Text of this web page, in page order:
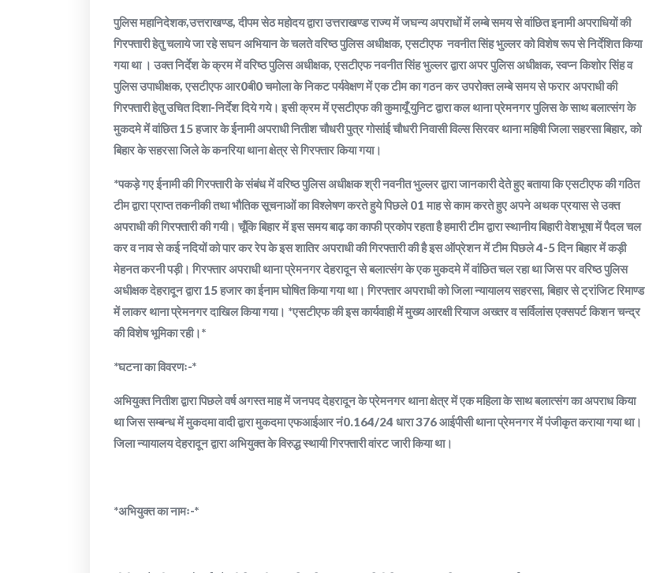
पुलिस महानिदेशक,उत्तराखण्ड, दीपम सेठ महोदय द्वारा उत्तराखण्ड राज्य में जघन्य अपराधों में लम्बे समय से वांछित इनामी अपराधियों की
गिरफ्तारी हेतु चलाये जा रहे सघन अभियान के चलते वरिष्ठ पुलिस अधीक्षक, एसटीएफ नवनीत सिंह भुल्लर को विशेष रूप से निर्देशित किया
गया था । उक्त निर्देश के क्रम में वरिष्ठ पुलिस अधीक्षक, एसटीएफ नवनीत सिंह भुल्लर द्वारा अपर पुलिस अधीक्षक, स्वप्न किशोर सिंह व
पुलिस उपाधीक्षक, एसटीएफ आर0बी0 चमोला के निकट पर्यवेक्षण में एक टीम का गठन कर उपरोक्त लम्बे समय से फरार अपराधी की
गिरफ्तारी हेतु उचित दिशा-निर्देश दिये गये। इसी क्रम में एसटीएफ की कुमायूँ युनिट द्वारा कल थाना प्रेमनगर पुलिस के साथ बलात्संग के
मुकदमे में वांछित 15 हजार के ईनामी अपराधी नितीश चौधरी पुत्र गोसांई चौधरी निवासी विल्स सिरवर थाना महिषी जिला सहरसा बिहार, को
बिहार के सहरसा जिले के कनरिया थाना क्षेत्र से गिरफ्तार किया गया।
*पकड़े गए ईनामी की गिरफ्तारी के संबंध में वरिष्ठ पुलिस अधीक्षक श्री नवनीत भुल्लर द्वारा जानकारी देते हुए बताया कि एसटीएफ की गठित
टीम द्वारा प्राप्त तकनीकी तथा भौतिक सूचनाओं का विश्लेषण करते हुये पिछले 01 माह से काम करते हुए अपने अथक प्रयास से उक्त
अपराधी की गिरफ्तारी की गयी। चूँकि बिहार में इस समय बाढ़ का काफी प्रकोप रहता है हमारी टीम द्वारा स्थानीय बिहारी वेशभूषा में पैदल चल
कर व नाव से कई नदियों को पार कर रेप के इस शातिर अपराधी की गिरफ्तारी की है इस ऑप्रेशन में टीम पिछले 4-5 दिन बिहार में कड़ी
मेहनत करनी पड़ी। गिरफ्तार अपराधी थाना प्रेमनगर देहरादून से बलात्संग के एक मुकदमे में वांछित चल रहा था जिस पर वरिष्ठ पुलिस
अधीक्षक देहरादून द्वारा 15 हजार का ईनाम घोषित किया गया था। गिरफ्तार अपराधी को जिला न्यायालय सहरसा, बिहार से ट्रांजिट रिमाण्ड
में लाकर थाना प्रेमनगर दाखिल किया गया। *एसटीएफ की इस कार्यवाही में मुख्य आरक्षी रियाज अख्तर व सर्विलांस एक्सपर्ट किशन चन्द्र
की विशेष भूमिका रही।*
*घटना का विवरणः-*
अभियुक्त नितीश द्वारा पिछले वर्ष अगस्त माह में जनपद देहरादून के प्रेमनगर थाना क्षेत्र में एक महिला के साथ बलात्संग का अपराध किया
था जिस सम्बन्ध में मुकदमा वादी द्वारा मुकदमा एफआईआर नं0.164/24 धारा 376 आईपीसी थाना प्रेमनगर में पंजीकृत कराया गया था।
जिला न्यायालय देहरादून द्वारा अभियुक्त के विरुद्ध स्थायी गिरफ्तारी वांरट जारी किया था।
*अभियुक्त का नामः-*